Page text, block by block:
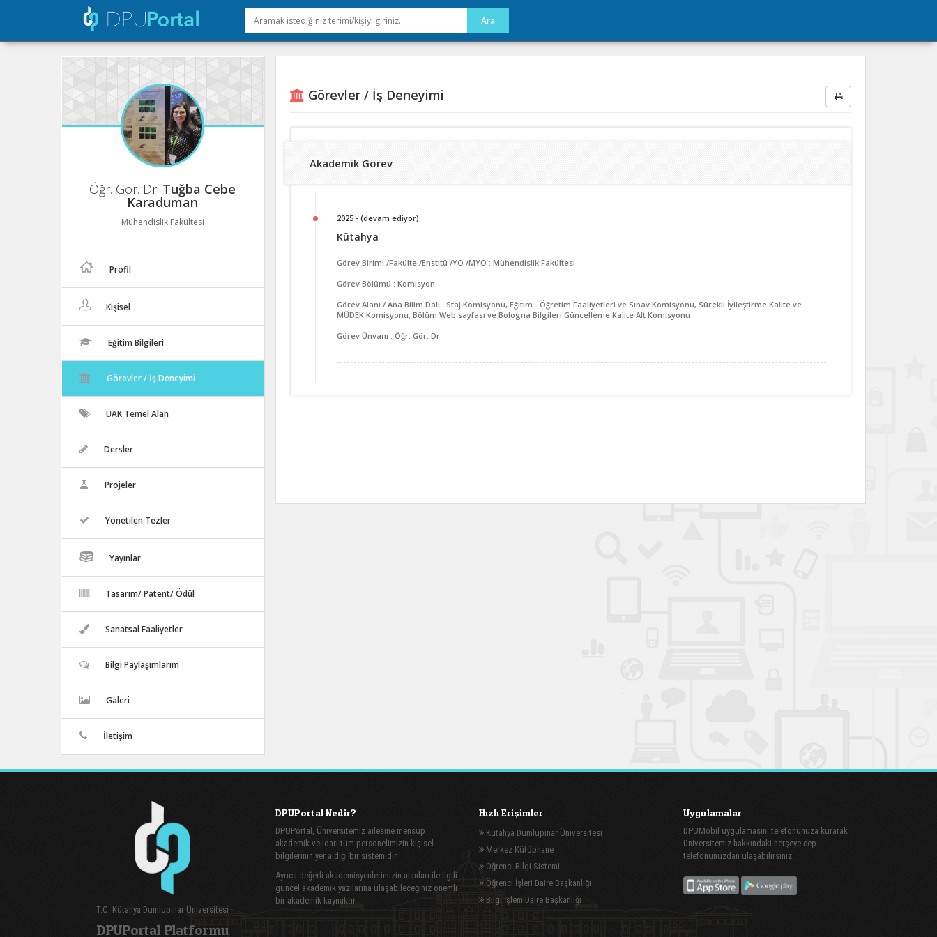
Öğr. Gör. Dr. Tuğba Cebe
Karaduman
Mühendislik Fakültesi
Profil
Kişisel
Eğitim Bilgileri
Görevler / İş Deneyimi
ÜAK Temel Alan
Dersler
Projeler
Yönetilen Tezler
Yayınlar
Tasarım/ Patent/ Ödül
Sanatsal Faaliyetler
Bilgi Paylaşımlarım
Galeri
İletişim
Görevler / İş Deneyimi
Akademik Görev
2025 - (devam ediyor)
Kütahya
Görev Birimi /Fakülte /Enstitü /YO /MYO : Mühendislik Fakültesi
Görev Bölümü : Komisyon
Görev Alanı / Ana Bilim Dalı : Staj Komisyonu, Eğitim - Öğretim Faaliyetleri ve Sınav Komisyonu, Sürekli İyileştirme Kalite ve
MÜDEK Komisyonu, Bölüm Web sayfası ve Bologna Bilgileri Güncelleme Kalite Alt Komisyonu
Görev Ünvanı : Öğr. Gör. Dr.
T.C. Kütahya Dumlupınar Üniversitesi
DPUPortal Platformu
DPUPortal Nedir?
DPUPortal, Üniversitemiz ailesine mensup
akademik ve idari tüm personelimizin kişisel
bilgilerinin yer aldığı bir sistemidir.
Ayrıca değerli akademisyenlerimizin alanları ile ilgili
güncel akademik yazılarına ulaşabileceğiniz önemli
bir akademik kaynaktır.
Hızlı Erişimler
Kütahya Dumlupınar Üniversitesi
Merkez Kütüphane
Öğrenci Bilgi Sistemi
Öğrenci İşleri Daire Başkanlığı
Bilgi İşlem Daire Başkanlığı
Uygulamalar
DPUMobil uygulamasını telefonunuza kurarak
üniversitemiz hakkındaki herşeye cep
telefonunuzdan ulaşabilirsiniz.